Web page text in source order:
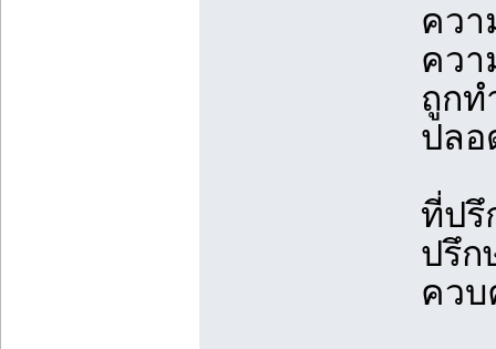
ควา
ควา
ถูกท
ปลอ
ที่ปรึ
ปรึก
ควบ